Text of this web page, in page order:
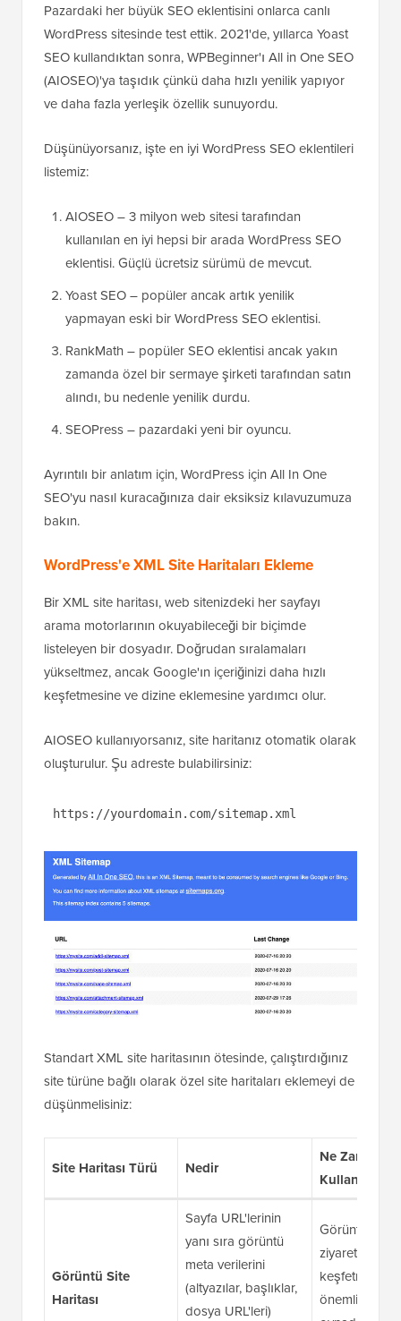
Pazardaki her büyük SEO eklentisini onlarca canlı
WordPress sitesinde test ettik. 2021'de, yıllarca Yoast
SEO kullandıktan sonra, WPBeginner'ı All in One SEO
(AIOSEO)'ya taşıdık çünkü daha hızlı yenilik yapıyor
ve daha fazla yerleşik özellik sunuyordu.
Düşünüyorsanız, işte en iyi WordPress SEO eklentileri
listemiz:
AIOSEO – 3 milyon web sitesi tarafından
kullanılan en iyi hepsi bir arada WordPress SEO
eklentisi. Güçlü ücretsiz sürümü de mevcut.
Yoast SEO – popüler ancak artık yenilik
yapmayan eski bir WordPress SEO eklentisi.
RankMath – popüler SEO eklentisi ancak yakın
zamanda özel bir sermaye şirketi tarafından satın
alındı, bu nedenle yenilik durdu.
SEOPress – pazardaki yeni bir oyuncu.
Ayrıntılı bir anlatım için, WordPress için All In One
SEO'yu nasıl kuracağınıza dair eksiksiz kılavuzumuza
bakın.
WordPress'e XML Site Haritaları Ekleme
Bir XML site haritası, web sitenizdeki her sayfayı
arama motorlarının okuyabileceği bir biçimde
listeleyen bir dosyadır. Doğrudan sıralamaları
yükseltmez, ancak Google'ın içeriğinizi daha hızlı
keşfetmesine ve dizine eklemesine yardımcı olur.
AIOSEO kullanıyorsanız, site haritanız otomatik olarak
oluşturulur. Şu adreste bulabilirsiniz:
https://yourdomain.com/sitemap.xml
Standart XML site haritasının ötesinde, çalıştırdığınız
site türüne bağlı olarak özel site haritaları eklemeyi de
düşünmelisiniz:
Site Haritası Türü Nedir
Ne Zaman
Kullanılır
Görüntü Site
Haritası
Sayfa URL'lerinin
yanı sıra görüntü
meta verilerini
(altyazılar, başlıklar,
dosya URL'leri)
Görüntülerin,
ziyaretçilerin
keşfetme
önemli bir rol